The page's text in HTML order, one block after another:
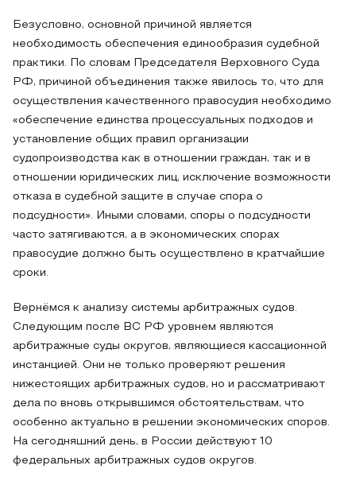
Безусловно, основной причиной является
необходимость обеспечения единообразия судебной
практики. По словам Председателя Верховного Суда
РФ, причиной объединения также явилось то, что для
осуществления качественного правосудия необходимо
«обеспечение единства процессуальных подходов и
установление общих правил организации
судопроизводства как в отношении граждан, так и в
отношении юридических лиц, исключение возможности
отказа в судебной защите в случае спора о
подсудности». Иными словами, споры о подсудности
часто затягиваются, а в экономических спорах
правосудие должно быть осуществлено в кратчайшие
сроки.
Вернёмся к анализу системы арбитражных судов.
Следующим после ВС РФ уровнем являются
арбитражные суды округов, являющиеся кассационной
инстанцией. Они не только проверяют решения
нижестоящих арбитражных судов, но и рассматривают
дела по вновь открывшимся обстоятельствам, что
особенно актуально в решении экономических споров.
На сегодняшний день, в России действуют 10
федеральных арбитражных судов округов.